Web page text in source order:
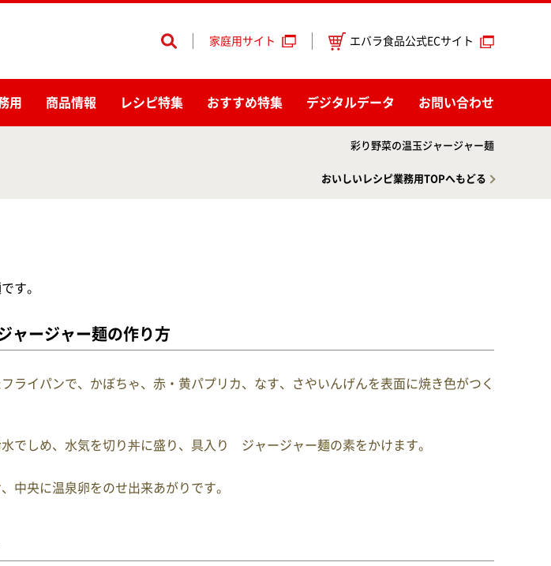
用 商品情報 レシピ特集 おすすめ特集 デジタルデータ お問い合わせ
家庭用サイト エバラ食品公式ECサイト
彩り野菜の温玉ジャージャー麺
おいしいレシピ業務用TOPへもどる
す。
ャージャー麺の作り方
フライパンで、かぼちゃ、赤・黄パプリカ、なす、さやいんげんを表面に焼き色がつく
水でしめ、水気を切り丼に盛り、具入り ジャージャー麺の素をかけます。
中央に温泉卵をのせ出来あがりです。